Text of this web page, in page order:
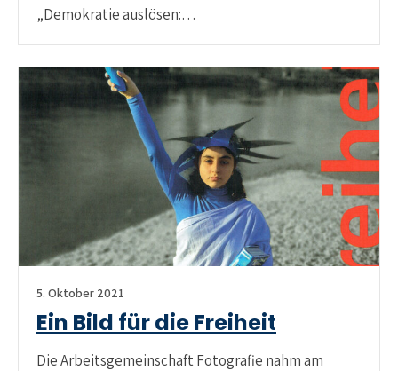
„Demokratie auslösen:…
5. Oktober 2021
Ein Bild für die Freiheit
Die Arbeitsgemeinschaft Fotografie nahm am